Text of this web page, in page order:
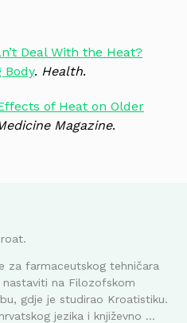
Deal With the Heat?
Body. Health.
of Heat on Older
Magazine.
za farmaceutskog tehničara
na Filozofskom
gdje je studirao Kroatistiku.
jezika i književno ...